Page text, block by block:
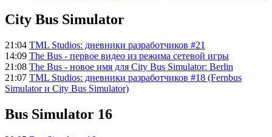
City Bus Simulator
21:04 TML Studios: дневники разработчиков #21
14:09 The Bus - первое видео из режима сетевой игры
21:08 The Bus - новое имя для City Bus Simulator: Berlin
21:07 TML Studios: дневники разработчиков #18 (Fernbus
Simulator и City Bus Simulator)
Bus Simulator 16